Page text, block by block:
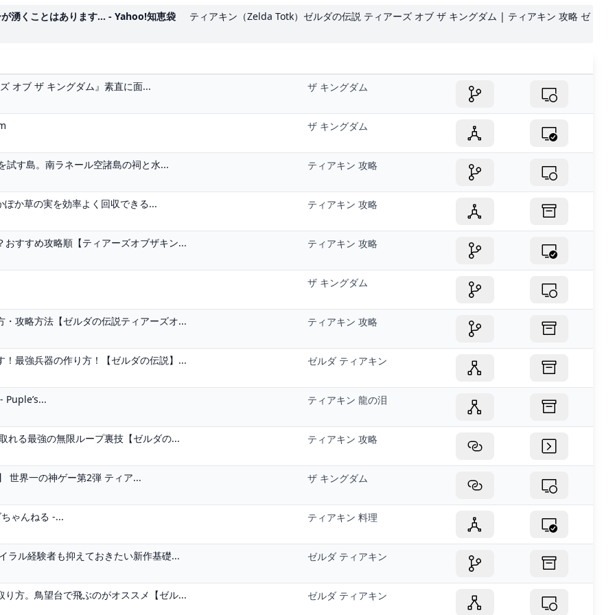
湧くことはあります... - Yahoo!知恵袋 ティアキン（Zelda Totk）ゼルダの伝説 ティアーズ オブ ザ キングダム | ティアキン 攻略 ゼ
オブ ザ キングダム』素直に面... ザ キングダム
ザ キングダム
試す島。南ラネール空諸島の祠と水... ティアキン 攻略
か草の実を効率よく回収できる... ティアキン 攻略
すすめ攻略順【ティアーズオブザキン... ティアキン 攻略
ザ キングダム
攻略方法【ゼルダの伝説ティアーズオ... ティアキン 攻略
最強兵器の作り方！【ゼルダの伝説】... ゼルダ ティアキン
Puple’s... ティアキン 龍の泪
れる最強の無限ループ裏技【ゼルダの... ティアキン 攻略
世界一の神ゲー第2弾 ティア... ザ キングダム
ゃんねる -... ティアキン 料理
ラル経験者も抑えておきたい新作基礎... ゼルダ ティアキン
方。鳥望台で飛ぶのがオススメ【ゼル... ゼルダ ティアキン